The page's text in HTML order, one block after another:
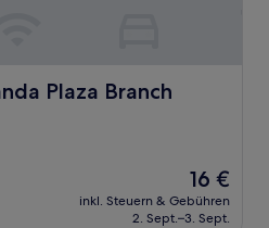
Plaza Branch
Branch
Der
Preis
beträgt
16 €
inkl. Steuern & Gebühren
2. Sept.–3. Sept.